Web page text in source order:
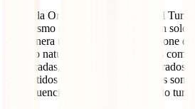
Según la Organización Mundial del
del turismo mundial se concentra en solo
que genera un
que pone
entorno natural y el bienestar de las
masificadas, parques naturales saturados
convertidos en escaparates turísticos son
consecuencias visibles de un modelo